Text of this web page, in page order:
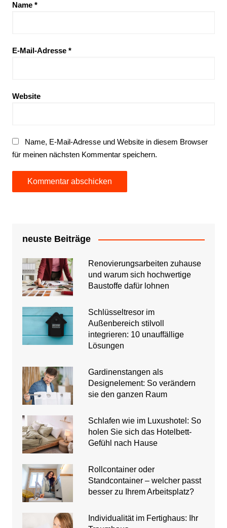
Name *
E-Mail-Adresse *
Website
Name, E-Mail-Adresse und Website in diesem Browser
für meinen nächsten Kommentar speichern.
neuste Beiträge
Renovierungsarbeiten zuhause
und warum sich hochwertige
Baustoffe dafür lohnen
Schlüsseltresor im
Außenbereich stilvoll
integrieren: 10 unauffällige
Lösungen
Gardinenstangen als
Designelement: So verändern
sie den ganzen Raum
Schlafen wie im Luxushotel: So
holen Sie sich das Hotelbett-
Gefühl nach Hause
Rollcontainer oder
Standcontainer – welcher passt
besser zu Ihrem Arbeitsplatz?
Individualität im Fertighaus: Ihr